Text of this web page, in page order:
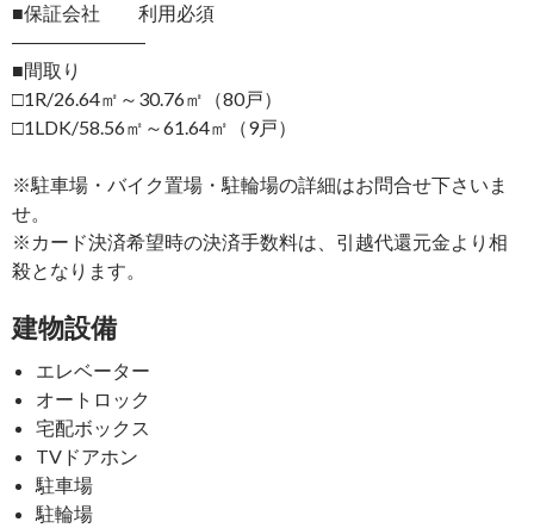
■保証会社 利用必須
―――――――
■間取り
□1R/26.64㎡～30.76㎡（80戸）
□1LDK/58.56㎡～61.64㎡（9戸）
※駐車場・バイク置場・駐輪場の詳細はお問合せ下さいま
せ。
※カード決済希望時の決済手数料は、引越代還元金より相
殺となります。
建物設備
エレベーター
オートロック
宅配ボックス
TVドアホン
駐車場
駐輪場